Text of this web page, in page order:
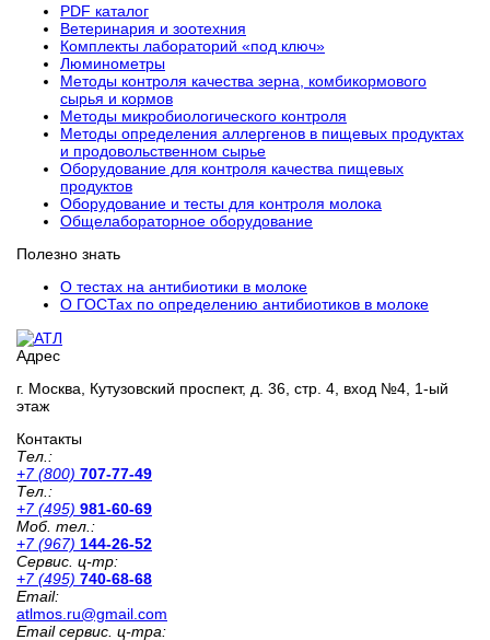
PDF каталог
Ветеринария и зоотехния
Комплекты лабораторий «под ключ»
Люминометры
Методы контроля качества зерна, комбикормового
сырья и кормов
Методы микробиологического контроля
Методы определения аллергенов в пищевых продуктах
и продовольственном сырье
Оборудование для контроля качества пищевых
продуктов
Оборудование и тесты для контроля молока
Общелабораторное оборудование
Полезно знать
О тестах на антибиотики в молоке
О ГОСТах по определению антибиотиков в молоке
Адрес
г. Москва, Кутузовский проспект, д. 36, стр. 4, вход №4, 1-ый
этаж
Контакты
Тел.:
+7 (800) 707-77-49
Тел.:
+7 (495) 981-60-69
Моб. тел.:
+7 (967) 144-26-52
Сервис. ц-тр:
+7 (495) 740-68-68
Email:
atlmos.ru@gmail.com
Email сервис. ц-тра: